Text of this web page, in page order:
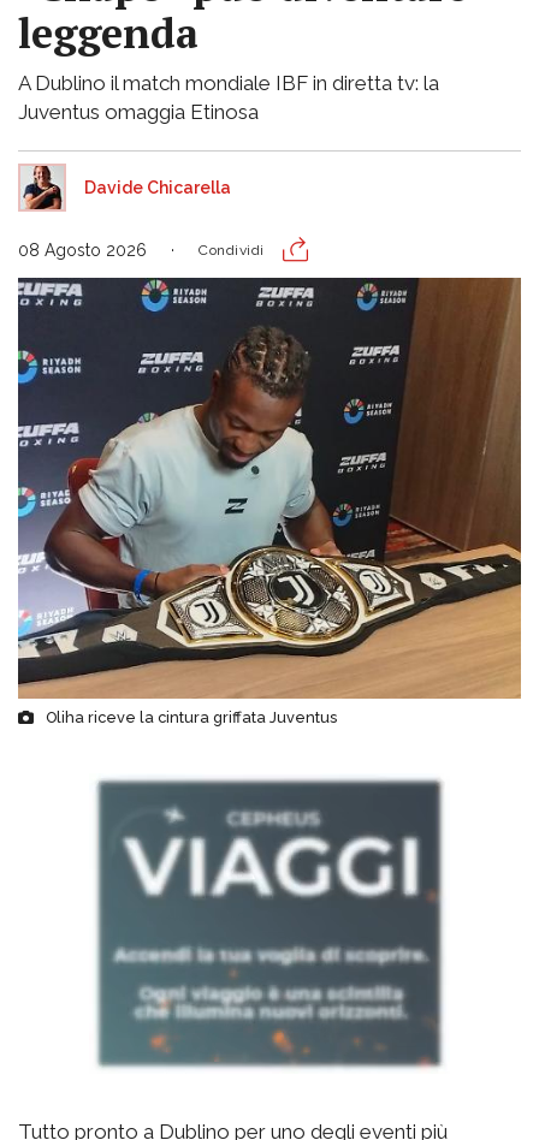
leggenda
A Dublino il match mondiale IBF in diretta tv: la
Juventus omaggia Etinosa
Davide Chicarella
08 Agosto 2026 Condividi
Oliha riceve la cintura griffata Juventus
Tutto pronto a Dublino per uno degli eventi più